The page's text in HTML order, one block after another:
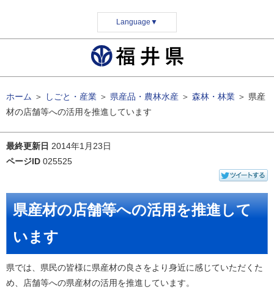
Language ▼
ホーム ＞ しごと・産業 ＞ 県産品・農林水産 ＞ 森林・林業 ＞ 県産
材の店舗等への活用を推進しています
最終更新日 2014年1月23日
ページID 025525
県産材の店舗等への活用を推進して
います
県では、県民の皆様に県産材の良さをより身近に感じていただくた
め、店舗等への県産材の活用を推進しています。